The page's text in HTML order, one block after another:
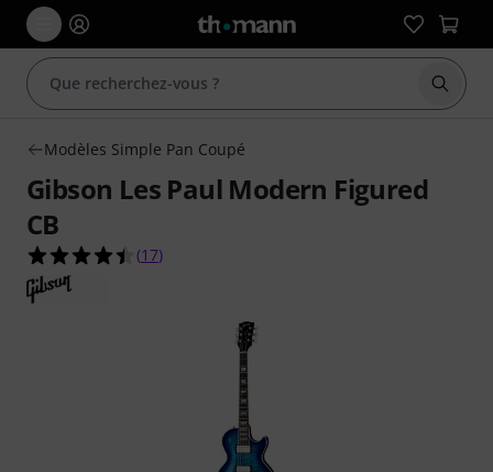
Modèles Simple Pan Coupé
Gibson Les Paul Modern Figured
CB
4.5 étoiles sur 5 d'après 17 évaluations clients
(17)